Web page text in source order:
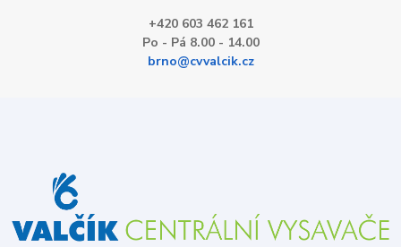
+420 603 462 161
Po - Pá 8.00 - 14.00
brno@cvvalcik.cz